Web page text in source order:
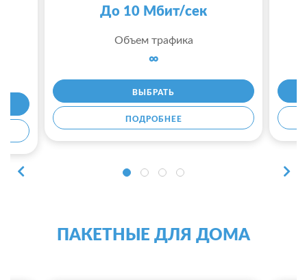
До 10 Мбит/сек
Объем трафика
∞
ВЫБРАТЬ
ПОДРОБНЕЕ
ПАКЕТНЫЕ ДЛЯ ДОМА